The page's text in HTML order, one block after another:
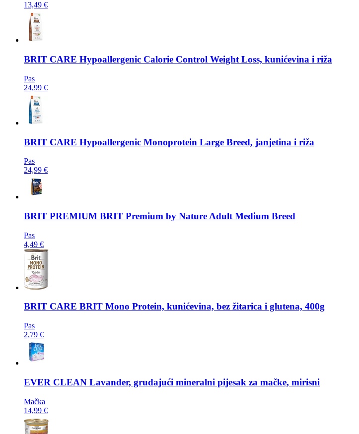
13,49 €
BRIT CARE Hypoallergenic Calorie Control Weight Loss, kunićevina i riža
Pas
24,99 €
BRIT CARE Hypoallergenic Monoprotein Large Breed, janjetina i riža
Pas
24,99 €
BRIT PREMIUM BRIT Premium by Nature Adult Medium Breed
Pas
4,49 €
BRIT CARE BRIT Mono Protein, kunićevina, bez žitarica i glutena, 400g
Pas
2,79 €
EVER CLEAN Lavander, grudajući mineralni pijesak za mačke, mirisni
Mačka
14,99 €